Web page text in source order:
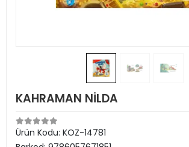
KAHRAMAN NİLDA
Ürün Kodu: KOZ-14781